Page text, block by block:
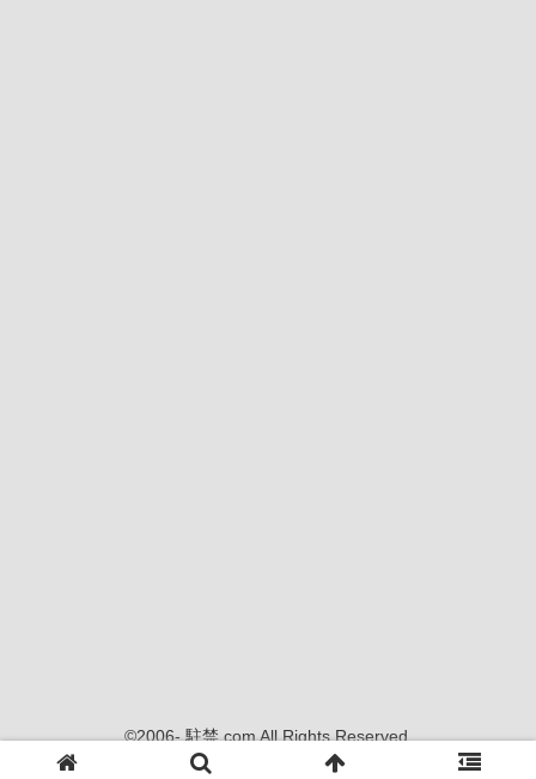
©2006- 駐禁.com All Rights Reserved.
当サイトの内容、画像等の無断転載・使用を禁じます